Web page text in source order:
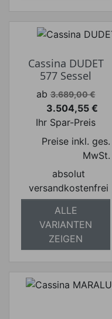
Cassina DUDET
577 Sessel
Verkaufspreis
ab 3.689,00 €
Preis
3.504,55 €
Ihr Spar-Preis
Preise inkl. ges.
MwSt.
absolut
versandkostenfrei
ALLE
VARIANTEN
ZEIGEN